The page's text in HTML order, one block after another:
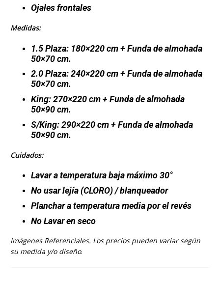
Ojales frontales
Medidas:
1.5 Plaza: 180×220 cm + Funda de almohada
50×70 cm.
2.0 Plaza: 240×220 cm + Funda de almohada
50×70 cm.
King: 270×220 cm + Funda de almohada
50×90 cm.
S/King: 290×220 cm + Funda de almohada
50×90 cm.
Cuidados:
Lavar a temperatura baja máximo 30°
No usar lejía (CLORO)/ blanqueador
Planchar a temperatura media por el revés
No Lavar en seco
Imágenes Referenciales. Los precios pueden variar según
su medida y/o diseño.